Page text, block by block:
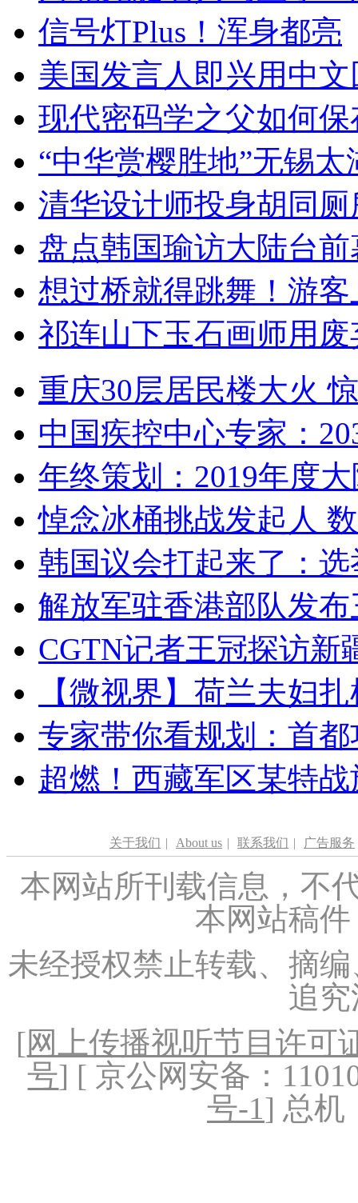
信号灯Plus！浑身都亮
美国发言人即兴用中
现代密码学之父如何
“中华赏樱胜地”无锡
清华设计师投身胡同
盘点韩国瑜访大陆台
想过桥就得跳舞！游客
祁连山下玉石画师用
重庆30层居民楼大火
中国疾控中心专家：
年终策划：2019年度
悼念冰桶挑战发起人
韩国议会打起来了：
解放军驻香港部队发
CGTN记者王冠探访新
【微视界】荷兰夫妇
专家带你看规划：首
超燃！西藏军区某特
关于我们 | About us | 联系我们 | 广告服务
本网站所刊载信息，不
本网站稿
未经授权禁止转载、摘
追
[网上传播视听节目许可
号] [ 京公网安备：
号-1] 总机